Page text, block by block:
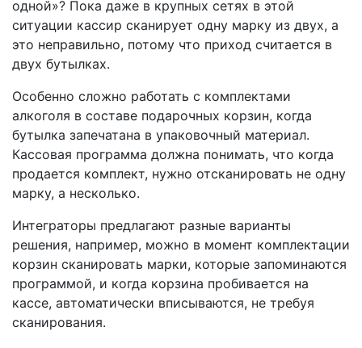
одной»? Пока даже в крупных сетях в этой
ситуации кассир сканирует одну марку из двух, а
это неправильно, потому что приход считается в
двух бутылках.
Особенно сложно работать с комплектами
алкоголя в составе подарочных корзин, когда
бутылка запечатана в упаковочный материал.
Кассовая программа должна понимать, что когда
продается комплект, нужно отсканировать не одну
марку, а несколько.
Интеграторы предлагают разные варианты
решения, например, можно в момент комплектации
корзин сканировать марки, которые запоминаются
программой, и когда корзина пробивается на
кассе, автоматически вписываются, не требуя
сканирования.